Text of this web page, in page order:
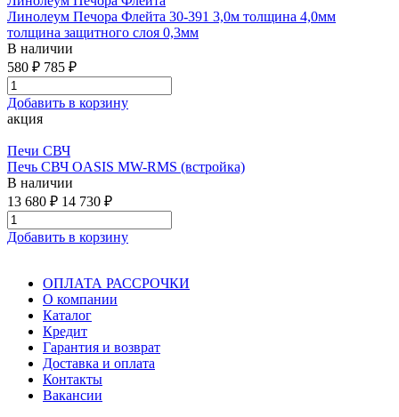
Линолеум Печора Флейта 30-391 3,0м толщина 4,0мм
толщина защитного слоя 0,3мм
В наличии
580 ₽ 785 ₽
Добавить в корзину
акция
Печи СВЧ
Печь СВЧ OASIS MW-RMS (встройка)
В наличии
13 680 ₽ 14 730 ₽
Добавить в корзину
ОПЛАТА РАССРОЧКИ
О компании
Каталог
Кредит
Гарантия и возврат
Доставка и оплата
Контакты
Вакансии